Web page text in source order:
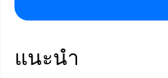
แนะนำ